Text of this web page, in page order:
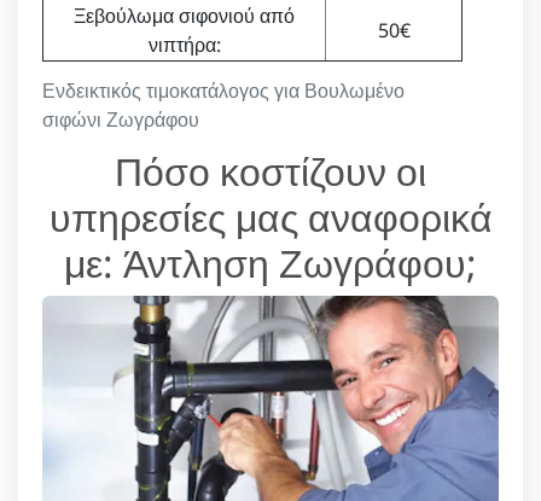
Ενδεικτικός τιμοκατάλογος για Βουλωμένο
σιφώνι Ζωγράφου
Ξεβούλωμα σιφονιού από
νιπτήρα:
50€
Πόσο κοστίζουν οι
υπηρεσίες μας αναφορικά
με: Άντληση Ζωγράφου;